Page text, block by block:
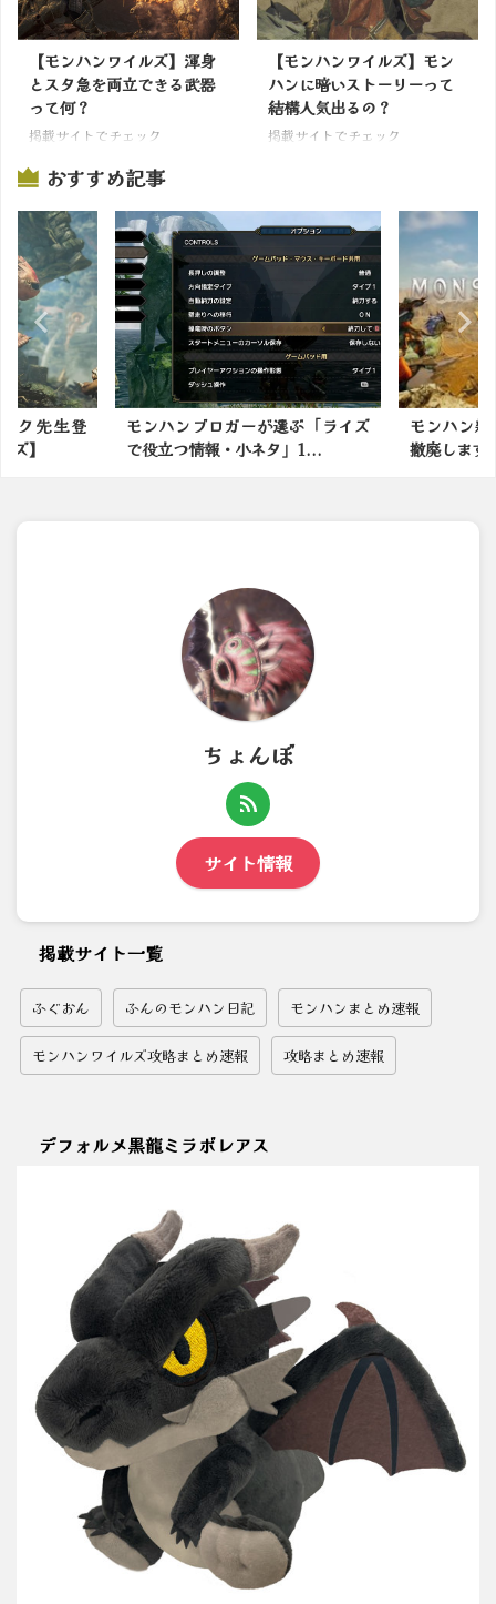
【モンハンワイルズ】渾身
とスタ急を両立できる武器
って何？
掲載サイトでチェック
【モンハンワイルズ】モン
ハンに暗いストーリーって
結構人気出るの？
掲載サイトでチェック
おすすめ記事
ぶ「ライズ
1...
モンハン新作は防具の男女制限を
撤廃します ←これｗｗｗ
モンハン
なモンスタ
ちょんぼ
サイト情報
掲載サイト一覧
ふぐおん ふんのモンハン日記 モンハンまとめ速報
モンハンワイルズ攻略まとめ速報 攻略まとめ速報
デフォルメ黒龍ミラボレアス